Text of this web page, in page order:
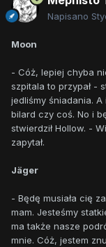
Napisano
Moon
- Cóż, lepiej chyba
szpitala to przypał -
jedliśmy śniadania.
bilard czy coś. No i
stwierdził Hollow. -
zapytał.
Jäger
- Będę musiała cię
mam. Jesteśmy
ma także nasze
mnie. Cóż, jestem